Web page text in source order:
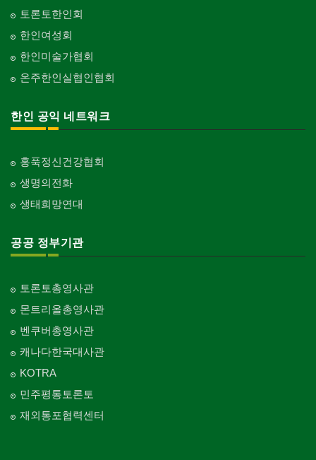
토론토한인회
한인여성회
한인미술가협회
온주한인실협인협회
한인 공익 네트워크
홍푹정신건강협회
생명의전화
생태희망연대
공공 정부기관
토론토총영사관
몬트리올총영사관
벤쿠버총영사관
캐나다한국대사관
KOTRA
민주평통토론토
재외통포협력센터